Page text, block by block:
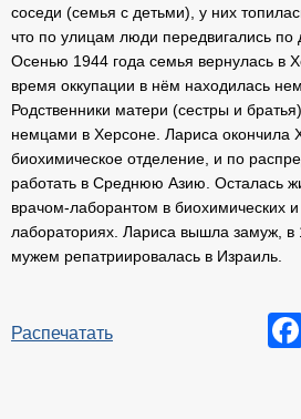
соседи (семья с детьми), у них
что по улицам люди передвигались по
Осенью 1944 года семья вернулась в
время оккупации в нём находилась
Родственники матери (сестры и
немцами в Херсоне. Лариса окончила
биохимическое отделение, и по
работать в Среднюю Азию. Осталась
врачом-лаборантом в биохимических и
лабораториях. Лариса вышла замуж, в
мужем репатриировалась в Израиль.
Распечатать